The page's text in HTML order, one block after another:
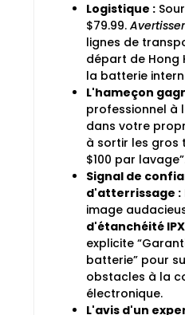
Logistique :
$79.99.
lignes de
départ de Hong
la batterie
L'hameçon
professionnel à
dans votre
à sortir les gros
$100 par
Signal de
d'atterrissage :
image
d'étanchéité
explicite
batterie” pour
obstacles à la
électronique.
L'avis d'un